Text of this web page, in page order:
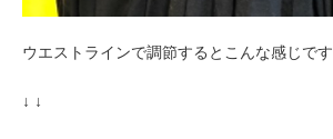
ウエストラインで調節するとこんな感じです
↓ ↓